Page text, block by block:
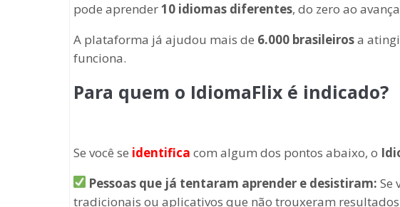
pode aprender10 idiomas diferentes, do zero ao
A plataforma já ajudou mais de 6.000 brasileirosa
funciona.
Para quem o IdiomaFlix é indicado?
Se você se identifica com algum dos pontos abaixo, o
Pessoas que já tentaram aprender e desistiram: Se
tradicionais ou aplicativos que não trouxeram